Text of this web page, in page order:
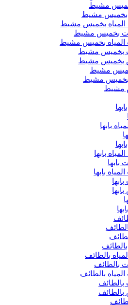
مشيط
بخميس مشيط
بخميس مشيط
بخميس مشيط
بخميس مشيط
بخميس مشيط
بخميس مشيط
مشيط
بخميس مشيط
مشيط
بابها
بابها
بابها
بالطائف
بالطائف
بالطائف